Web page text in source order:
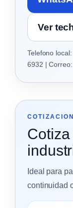
Ver
Telefono
6932 |
Ideal para
continuidad